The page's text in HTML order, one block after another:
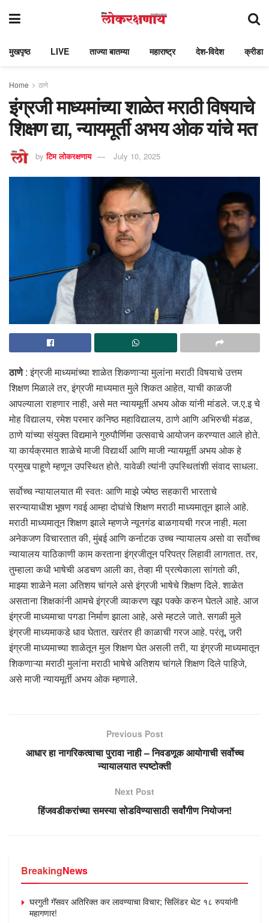
मुखपृष्ठ LIVE ताज्या बातम्या महाराष्ट्र देश-विदेश क्रीडा
Home ठाणे
इंग्रजी माध्यमांच्या शाळेत मराठी विषयाचे
शिक्षण द्या, न्यायमूर्ती अभय ओक यांचे मत
by टिम लोकरक्षणाय July 10, 2025
ठाणे : इंग्रजी माध्यमांच्या शाळेत शिकणाऱ्या मुलांना मराठी विषयाचे उत्तम
शिक्षण मिळाले तर, इंग्रजी माध्यमात मुले शिकत आहेत, याची काळजी
आपल्याला राहणार नाही, असे मत न्यायमूर्ती अभय ओक यांनी मांडले. ज.ए.इ चे
मोह विद्यालय, रमेश परमार कनिष्ठ महाविद्यालय, ठाणे आणि अभिरुची मंडळ,
ठाणे यांच्या संयुक्त विद्यमाने गुरुपौर्णिमा उत्सवाचे आयोजन करण्यात आले होते.
या कार्यक्रमात शाळेचे माजी विद्यार्थी आणि माजी न्यायमूर्ती अभय ओक हे
प्रमुख पाहूणे म्हणून उपस्थित होते. यावेळी त्यांनी उपस्थितांशी संवाद साधला.
सर्वोच्च न्यायालयात मी स्वतः आणि माझे ज्येष्ठ सहकारी भारताचे
सरन्यायाधीश भूषण गवई आम्हा दोघांचे शिक्षण मराठी माध्यमातून झाले आहे.
मराठी माध्यमातून शिक्षण झाले म्हणजे न्यूनगंड बाळगायची गरज नाही. मला
अनेकजण विचारतात की, मुंबई आणि कर्नाटक उच्च न्यायालय असो वा सर्वोच्च
न्यायालय याठिकाणी काम करताना इंग्रजीतून परिपत्र लिहावी लागतात. तर,
तुम्हाला कधी भाषेची अडचण आली का, तेव्हा मी प्रत्येकाला सांगतो की,
माझ्या शाळेने मला अतिशय चांगले असे इंग्रजी भाषेचे शिक्षण दिले. शाळेत
असताना शिक्षकांनी आमचे इंग्रजी व्याकरण खूप पक्के करुन घेतले आहे. आज
इंग्रजी माध्यमाचा पगडा निर्माण झाला आहे, असे म्हटले जाते. सगळी मुले
इंग्रजी माध्यमाकडे धाव घेतात. खरंतर ही काळाची गरज आहे. परंतू, जरी
इंग्रजी माध्यमाच्या शाळेतून मुल शिक्षण घेत असली तरी, या इंग्रजी माध्यमातून
शिकणाऱ्या मराठी मुलांना मराठी भाषेचे अतिशय चांगले शिक्षण दिले पाहिजे,
असे माजी न्यायमूर्ती अभय ओक म्हणाले.
Previous Post
आधार हा नागरिकत्वाचा पुरावा नाही – निवडणूक आयोगाची सर्वोच्च
न्यायालयात स्पष्टोक्ती
Next Post
हिंजवडीकरांच्या समस्या सोडविण्यासाठी सर्वांगीण नियोजन!
BreakingNews
घरगुती गॅसवर अतिरिक्त कर लावण्याचा विचार; सिलिंडर थेट १८ रुपयांनी
महागणार!